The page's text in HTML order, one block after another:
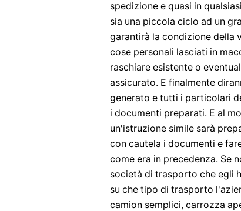
spedizione e quasi in
sia una piccola ciclo ad un
garantirà la condizione della
cose personali lasciati in
raschiare esistente o
assicurato. E finalmente
generato e tutti i particolari
i documenti preparati. E al
un'istruzione simile sarà
con cautela i documenti e
come era in precedenza. Se
società di trasporto che egli
su che tipo di trasporto
camion semplici, carrozza